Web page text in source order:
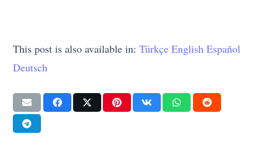
This post is also available in:Türkçe English Español
Deutsch